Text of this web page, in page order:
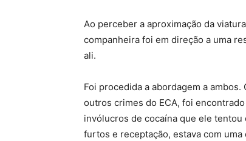
Ao perceber a aproximação da
companheira foi em direção a uma
ali.
Foi procedida a abordagem a
outros crimes do ECA, foi
invólucros de cocaína que ele
furtos e receptação, estava com